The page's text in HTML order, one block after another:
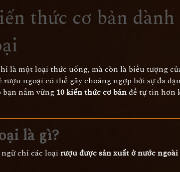
thức cơ bản
là một loại thức uống, mà còn là biểu tượng
ngoại có thể gây choáng ngợp bởi sự đa
nắm vững10 kiến thức cơ bảnđể tự tin hơn
là gì?
chỉ các loại rượu được sản xuất ở nước ngoài